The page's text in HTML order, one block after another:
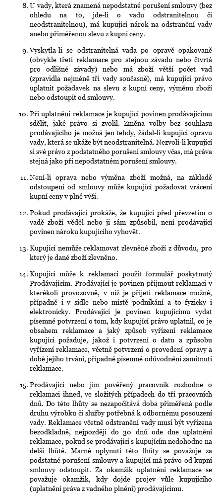
U vady, která znamená nepodstatné porušení smlouvy (bez
ohledu na to, jde-li o vadu odstranitelnou či
neodstranitelnou), má kupující nárok na odstranění vady
anebo přiměřenou slevu z kupní ceny.
Vyskytla-li se odstranitelná vada po opravě opakovaně
(obvykle třetí reklamace pro stejnou závadu nebo čtvrtá
pro odlišné závady) nebo má zboží větší počet vad
(zpravidla nejméně tři vady současně), má kupující právo
uplatnit požadavek na slevu z kupní ceny, výměnu zboží
nebo odstoupit od smlouvy.
Při uplatnění reklamace je kupující povinen prodávajícímu
sdělit, jaké právo si zvolil. Změna volby bez souhlasu
prodávajícího je možná jen tehdy, žádal-li kupující opravu
vady, která se ukáže být neodstranitelná. Nezvolí-li kupující
si své právo z podstatného porušení smlouvy včas, má práva
stejná jako při nepodstatném porušení smlouvy.
Není-li oprava nebo výměna zboží možná, na základě
odstoupení od smlouvy může kupující požadovat vrácení
kupní ceny v plné výši.
Pokud prodávající prokáže, že kupující před převzetím o
vadě zboží věděl nebo ji sám způsobil, není prodávající
povinen nároku kupujícího vyhovět.
Kupující nemůže reklamovat zlevněné zboží z důvodu, pro
který je dané zboží zlevněno.
Kupující může k reklamaci použít formulář poskytnutý
Prodávajícím. Prodávající je povinen přijmout reklamaci v
kterékoli provozovně, v níž je přijetí reklamace možné,
případně i v sídle nebo místě podnikání a to fyzicky i
elektronicky. Prodávající je povinen kupujícímu vydat
písemné potvrzení o tom, kdy kupující právo uplatnil, co je
obsahem reklamace a jaký způsob vyřízení reklamace
kupující požaduje, jakož i potvrzení o datu a způsobu
vyřízení reklamace, včetně potvrzení o provedení opravy a
době jejího trvání, případně písemné odůvodnění zamítnutí
reklamace.
Prodávající nebo jím pověřený pracovník rozhodne o
reklamaci ihned, ve složitých případech do tří pracovních
dnů. Do této lhůty se nezapočítává doba přiměřená podle
druhu výrobku či služby potřebná k odbornému posouzení
vady. Reklamace včetně odstranění vady musí být vyřízena
bezodkladně, nejpozději do 30 dnů ode dne uplatnění
reklamace, pokud se prodávající s kupujícím nedohodne na
delší lhůtě. Marné uplynutí této lhůty se považuje za
podstatné porušení smlouvy a kupující má právo od kupní
smlouvy odstoupit. Za okamžik uplatnění reklamace se
považuje okamžik, kdy dojde projev vůle kupujícího
(uplatnění práva z vadného plnění) prodávajícímu.